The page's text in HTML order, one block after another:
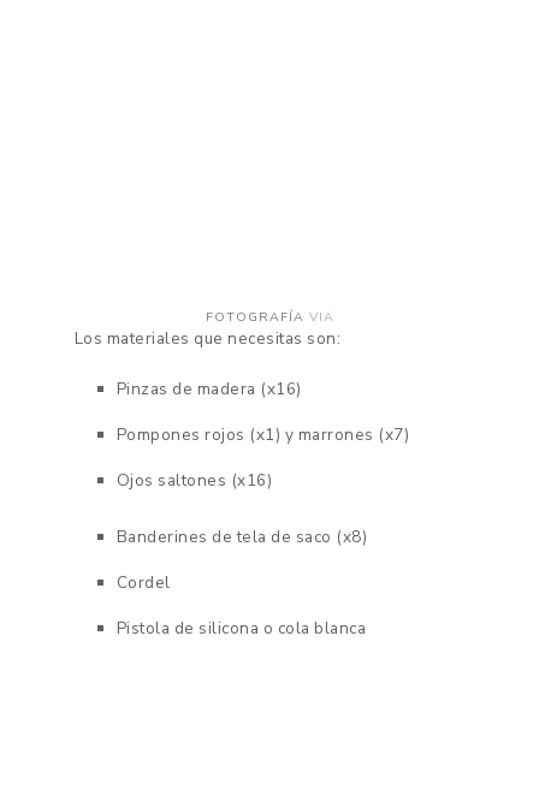
FOTOGRAFÍA VIA
Los materiales que necesitas son:
Pinzas de madera (x16)
Pompones rojos (x1) y marrones (x7)
Ojos saltones (x16)
Banderines de tela de saco (x8)
Cordel
Pistola de silicona o cola blanca